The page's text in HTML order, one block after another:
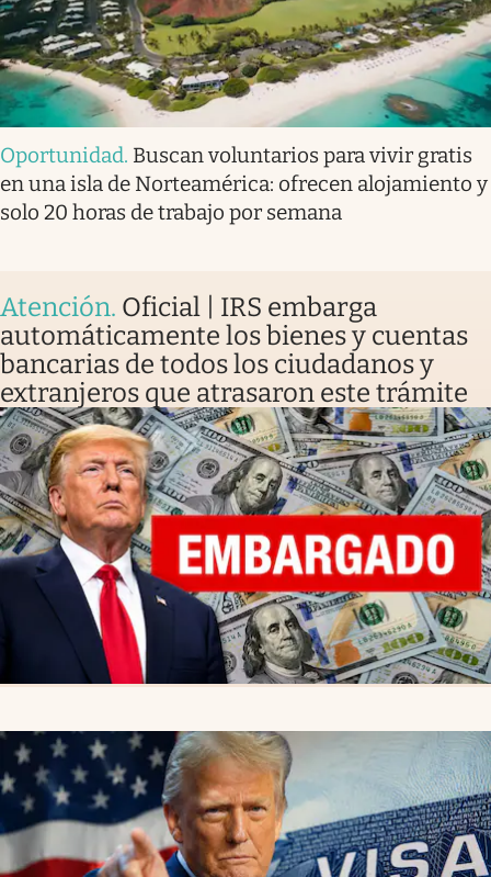
Oportunidad. Buscan voluntarios para vivir gratis
en una isla de Norteamérica: ofrecen alojamiento y
solo 20 horas de trabajo por semana
Atención. Oficial | IRS embarga
automáticamente los bienes y cuentas
bancarias de todos los ciudadanos y
extranjeros que atrasaron este trámite